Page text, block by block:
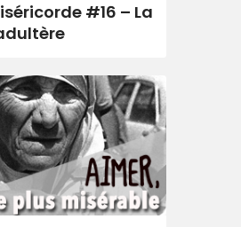
#16 – La